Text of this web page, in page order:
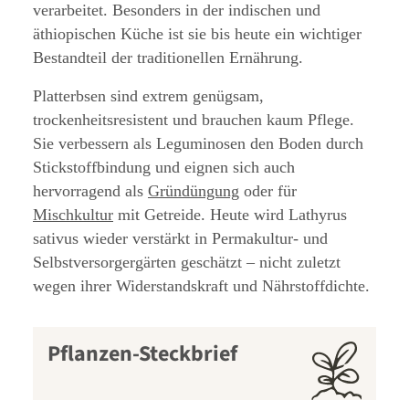
verarbeitet. Besonders in der indischen und
äthiopischen Küche ist sie bis heute ein wichtiger
Bestandteil der traditionellen Ernährung.
Platterbsen sind extrem genügsam,
trockenheitsresistent und brauchen kaum Pflege.
Sie verbessern als Leguminosen den Boden durch
Stickstoffbindung und eignen sich auch
hervorragend als Gründüngung oder für
Mischkultur mit Getreide. Heute wird Lathyrus
sativus wieder verstärkt in Permakultur- und
Selbstversorgergärten geschätzt – nicht zuletzt
wegen ihrer Widerstandskraft und Nährstoffdichte.
Pflanzen-Steckbrief